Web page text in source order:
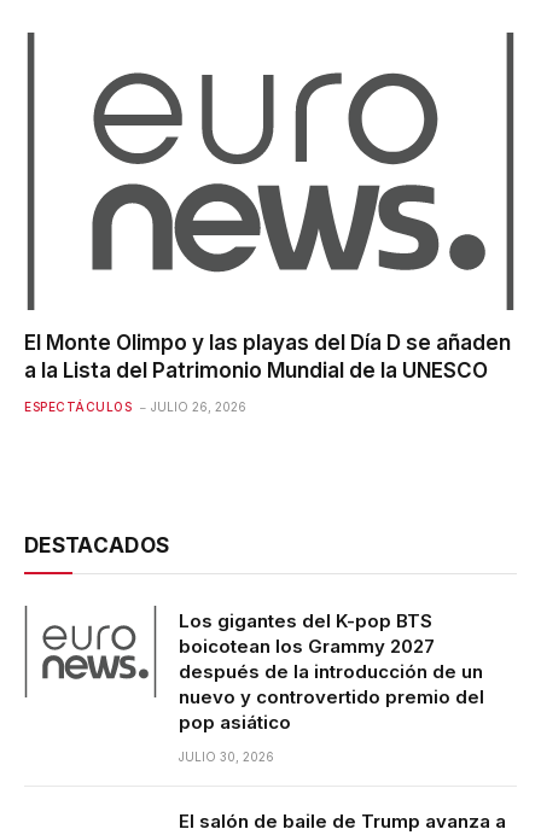
El Monte Olimpo y las playas del Día D se añaden
a la Lista del Patrimonio Mundial de la UNESCO
ESPECTÁCULOS JULIO 26, 2026
DESTACADOS
Los gigantes del K-pop BTS
boicotean los Grammy 2027
después de la introducción de un
nuevo y controvertido premio del
pop asiático
JULIO 30, 2026
El salón de baile de Trump avanza a